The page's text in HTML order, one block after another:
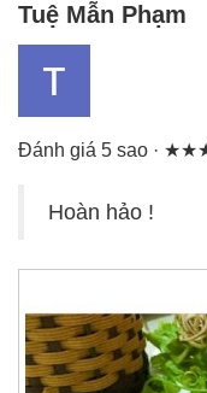
Tuệ Mẫn Phạm
Đánh giá 5 sao ·
Hoàn hảo !